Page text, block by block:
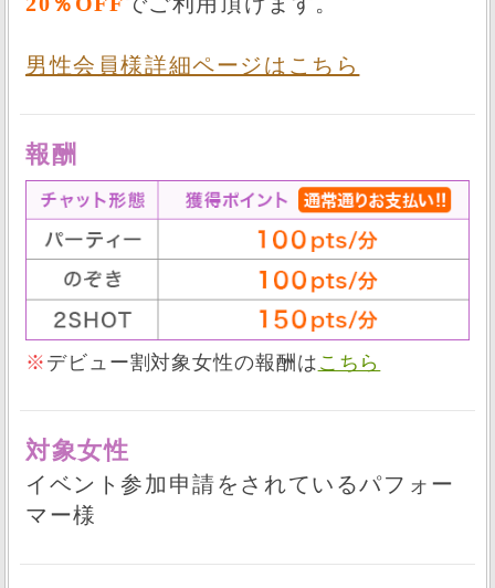
男性会員様詳細ページはこちら
報酬
※ デビュー割対象女性の報酬は こちら
対象女性
イベント参加申請をされているパフォー
マー様